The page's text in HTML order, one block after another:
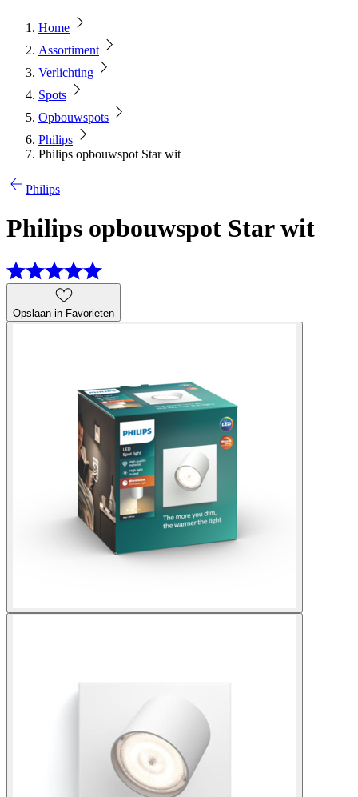
Home
Assortiment
Verlichting
Spots
Opbouwspots
Philips
Philips opbouwspot Star wit
Philips
Philips opbouwspot Star wit
Opslaan in Favorieten